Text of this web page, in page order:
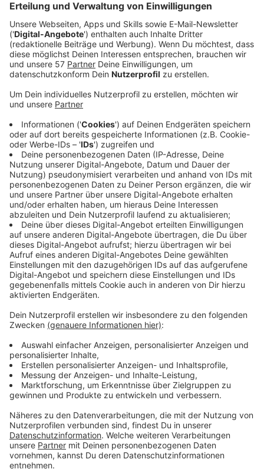
Laut der Aachener Polizei haben sie sich unter
anderem vor einen anfahrenden Tieflader gesetzt
und sind weggetragen worden. Eine vor Ort von
Aktivisten als Gottesdienst deklarierte
Kundgebung sei ohne Störungen verlaufen. Die
Polizei ist mit einer Hundertschaft im Einsatz, die
Aktionen seien "in der Gesamtheit betrachtet"
freidlich verlaufen, heißt es.
Lützerath ist eins der insgesamt sechs Dörfer, die
dem von RWE Power betriebenen
Braunkohletagebau noch weichen sollen.
Gleichzeitig haben Klimaschützer wegen der
Abriss-Arbeiten den neuen CDU-Chef und NRW-
Ministerpräsidenten Armin Laschet kritisiert.
Laschet lasse "Dörfer für den Klimakiller
Braunkohle zerstören", so Greenpeace.
Unterstützung bekommen die Aktivisten auch von
der grünen Bundestagsfraktion.
Jahr 2038 sollen nach den Plänen der NRW-
Landesregierung noch weitere fünf Ortschaften
verschwinden.
Auch in den kommenden Tagen wird die Polizei die
Arbeiten von RWE begleiten und gegebenfalls nicht
genehmigte Ansammlungen auflösen. Die
Polizisten müssen dort tätig werden, wo sich
Personen, ob bewusst oder auch unbewusst, einer
Gefahr aussetzen oder auch gegen das
Versammlungsgesetz verstoßen. Außerdem werde